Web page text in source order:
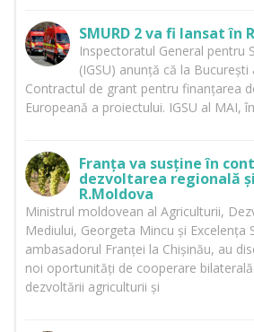
SMURD 2 va fi lansat în
Inspectoratul General pentru
(IGSU) anunță că la
Contractul de grant pentru finanțarea
Europeană a proiectului. IGSU al MAI, în
Franța va susține în
dezvoltarea regională
R.Moldova
Ministrul moldovean al Agriculturii,
Mediului, Georgeta Mincu și Excelența
ambasadorul Franței la Chișinău, au
noi oportunități de cooperare
dezvoltării agriculturii și